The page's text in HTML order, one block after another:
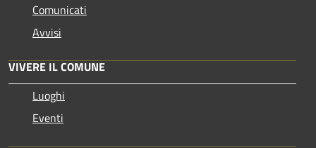
Comunicati
Avvisi
VIVERE IL COMUNE
Luoghi
Eventi